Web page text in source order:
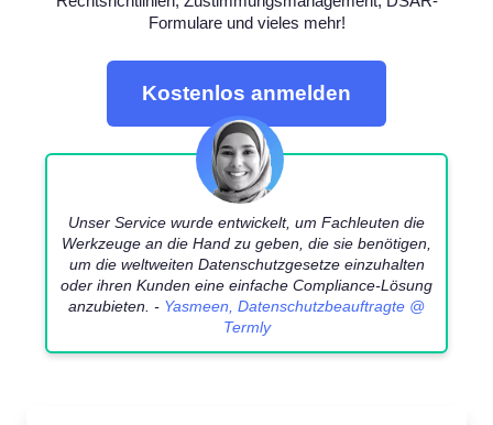
Formulare und vieles mehr!
Kostenlos anmelden
Unser Service wurde entwickelt, um Fachleuten die
Werkzeuge an die Hand zu geben, die sie benötigen,
um die weltweiten Datenschutzgesetze einzuhalten
oder ihren Kunden eine einfache Compliance-Lösung
anzubieten. - Yasmeen, Datenschutzbeauftragte @
Termly